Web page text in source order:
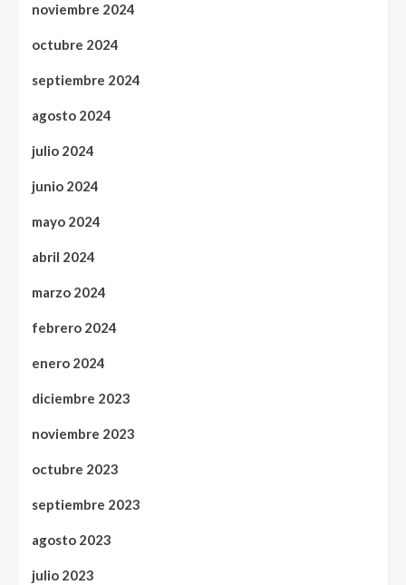
noviembre 2024
octubre 2024
septiembre 2024
agosto 2024
julio 2024
junio 2024
mayo 2024
abril 2024
marzo 2024
febrero 2024
enero 2024
diciembre 2023
noviembre 2023
octubre 2023
septiembre 2023
agosto 2023
julio 2023